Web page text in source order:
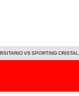
VS SPORTING CRISTAL